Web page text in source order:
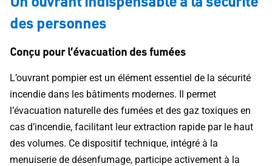
des personnes
Conçu pour l’évacuation des fumées
L’ouvrant pompier est un élément essentiel de la sécurité
incendie dans les bâtiments modernes. Il permet
l’évacuation naturelle des fumées et des gaz toxiques en
cas d’incendie, facilitant leur extraction rapide par le haut
des volumes. Ce dispositif technique, intégré à la
menuiserie de désenfumage, participe activement à la